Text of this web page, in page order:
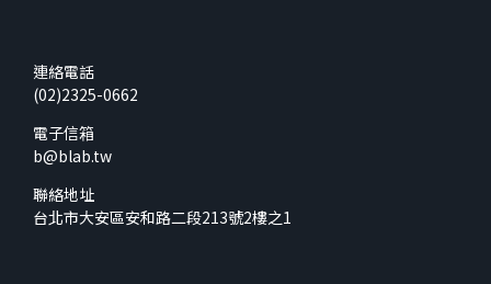
連絡電話
(02)2325-0662
電子信箱
b@blab.tw
聯絡地址
台北市大安區安和路二段213號2樓之1